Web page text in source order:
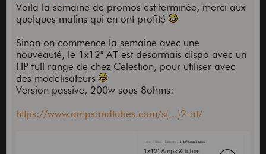
Voila la semaine de promos est terminée, merci aux
quelques malins qui en ont profité
Sinon on commence la semaine avec une
nouveauté, le 1x12" AT est desormais dispo avec un
HP full range de chez Celestion, pour utiliser avec
des modelisateurs
Version passive, 200w sous 8ohms:
https://www.ampsandtubes.com/s(...)2-at/